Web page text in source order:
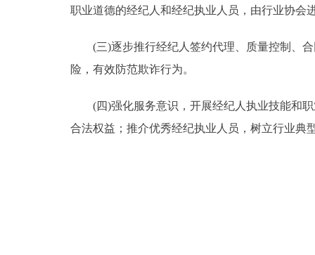
职业道德的经纪人和经纪执业人员，由行业协会
(三)逐步推行经纪人签约代理、质量控制、合
险，有效防范欺诈行为。
(四)强化服务意识，开展经纪人执业技能和职
合法权益；推介优秀经纪执业人员，树立行业典